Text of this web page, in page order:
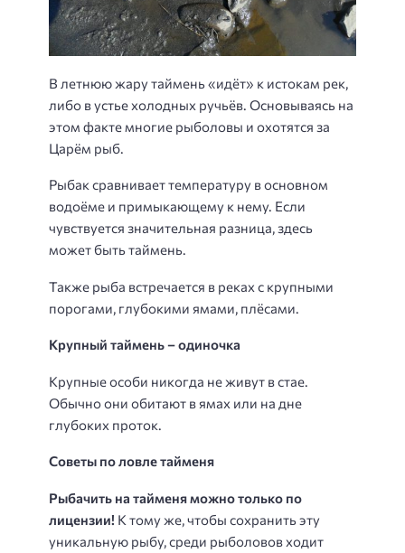
В летнюю жару таймень «идёт» к истокам рек,
либо в устье холодных ручьёв. Основываясь на
этом факте многие рыболовы и охотятся за
Царём рыб.
Рыбак сравнивает температуру в основном
водоёме и примыкающему к нему. Если
чувствуется значительная разница, здесь
может быть таймень.
Также рыба встречается в реках с крупными
порогами, глубокими ямами, плёсами.
Крупный таймень – одиночка
Крупные особи никогда не живут в стае.
Обычно они обитают в ямах или на дне
глубоких проток.
Советы по ловле тайменя
Рыбачить на тайменя можно только по
лицензии! К тому же, чтобы сохранить эту
уникальную рыбу, среди рыболовов ходит